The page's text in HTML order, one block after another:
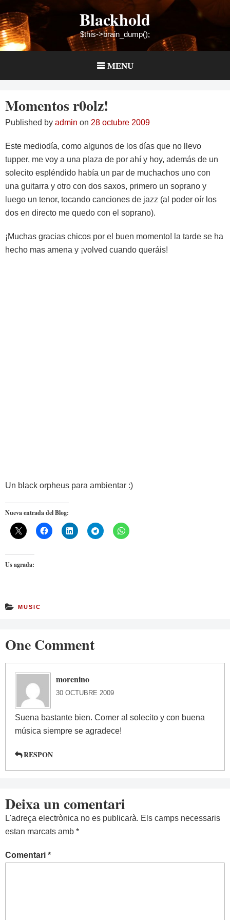
to
content
Blackhold
$this->brain_dump();
MENU
Momentos r0olz!
Published by admin on 28 octubre 2009
Este mediodía, como algunos de los días que no llevo
tupper, me voy a una plaza de por ahí y hoy, además de un
solecito espléndido había un par de muchachos uno con
una guitarra y otro con dos saxos, primero un soprano y
luego un tenor, tocando canciones de jazz (al poder oír los
dos en directo me quedo con el soprano).
¡Muchas gracias chicos por el buen momento! la tarde se ha
hecho mas amena y ¡volved cuando queráis!
Un black orpheus para ambientar :)
Nueva entrada del Blog:
Us agrada:
MUSIC
One Comment
morenino
30 OCTUBRE 2009
Suena bastante bien. Comer al solecito y con buena
música siempre se agradece!
RESPON
Deixa un comentari
L'adreça electrònica no es publicarà. Els camps necessaris
estan marcats amb *
Comentari *